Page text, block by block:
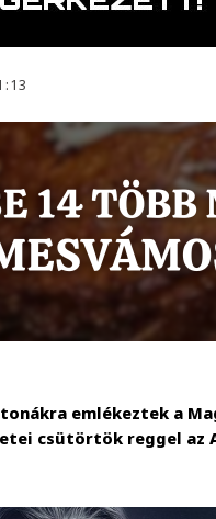
emlékeztek a
csütörtök reggel az